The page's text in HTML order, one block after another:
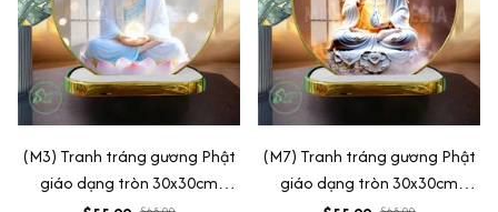
(M3) Tranh tráng gương Phật
giáo dạng tròn 30x30cm
(M7) Tranh tráng gương Phật
giáo dạng tròn 30x30cm